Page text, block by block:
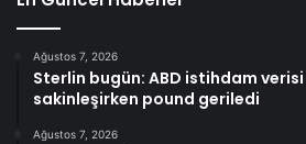
Ağustos 7, 2026
Sterlin bugün: ABD istihdam
sakinleşirken pound geriledi
Ağustos 7, 2026